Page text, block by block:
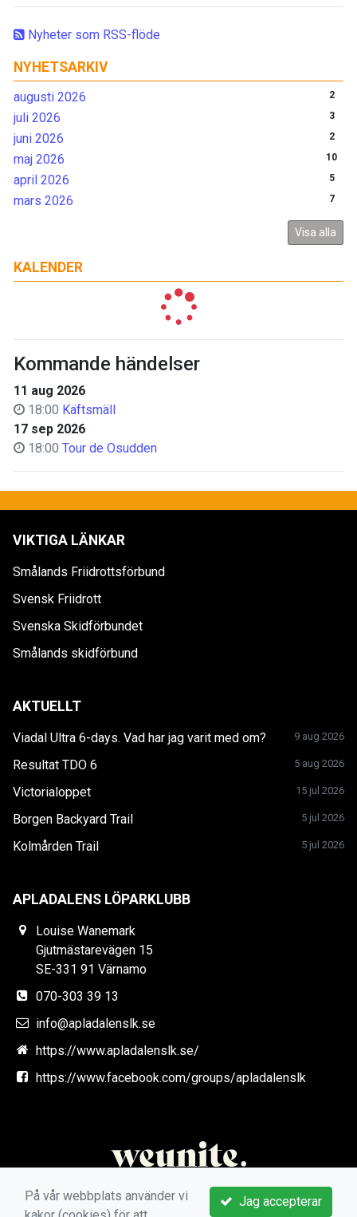
Nyheter som RSS-flöde
NYHETSARKIV
augusti 2026 2
juli 2026 3
juni 2026 2
maj 2026 10
april 2026 5
mars 2026 7
Visa alla
KALENDER
Kommande händelser
11 aug 2026
18:00 Käftsmäll
17 sep 2026
18:00 Tour de Osudden
VIKTIGA LÄNKAR
Smålands Friidrottsförbund
Svensk Friidrott
Svenska Skidförbundet
Smålands skidförbund
AKTUELLT
Viadal Ultra 6-days. Vad har jag varit med om? 9 aug 2026
Resultat TDO 6 5 aug 2026
Victorialoppet 15 jul 2026
Borgen Backyard Trail 5 jul 2026
Kolmården Trail 5 jul 2026
APLADALENS LÖPARKLUBB
Louise Wanemark
Gjutmästarevägen 15
SE-331 91 Värnamo
070-303 39 13
info@apladalenslk.se
https://www.apladalenslk.se/
https://www.facebook.com/groups/apladalenslk
Jag accepterar
På vår webbplats använder vi